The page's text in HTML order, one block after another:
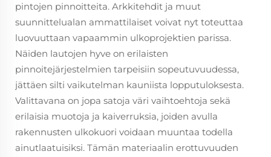
pintojen pinnoitteita. Arkkitehdit ja muut
suunnittelualan ammattilaiset voivat nyt toteuttaa
luovuuttaan vapaammin ulkoprojektien parissa.
Näiden lautojen hyve on erilaisten
pinnoitejärjestelmien tarpeisiin sopeutuvuudessa,
jättäen silti vaikutelman kauniista lopputuloksesta.
Valittavana on jopa satoja väri vaihtoehtoja sekä
erilaisia muotoja ja kaiverruksia, joiden avulla
rakennusten ulkokuori voidaan muuntaa todella
ainutlaatuisiksi. Tämän materiaalin erottuvuuden